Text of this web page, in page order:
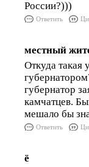
России?)))
Ответить
местный
Откуда такая
губернатор
камчатцев.
мешало бы
Ответить
ё